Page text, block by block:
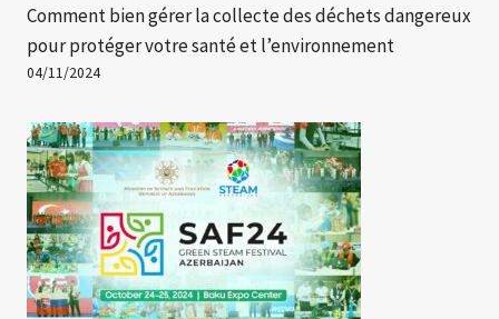
Comment bien gérer la collecte des déchets dangereux
pour protéger votre santé et l’environnement
04/11/2024